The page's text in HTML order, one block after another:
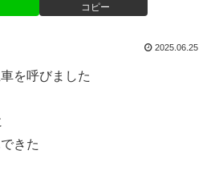
コピー
2025.06.25
を呼びました
きた